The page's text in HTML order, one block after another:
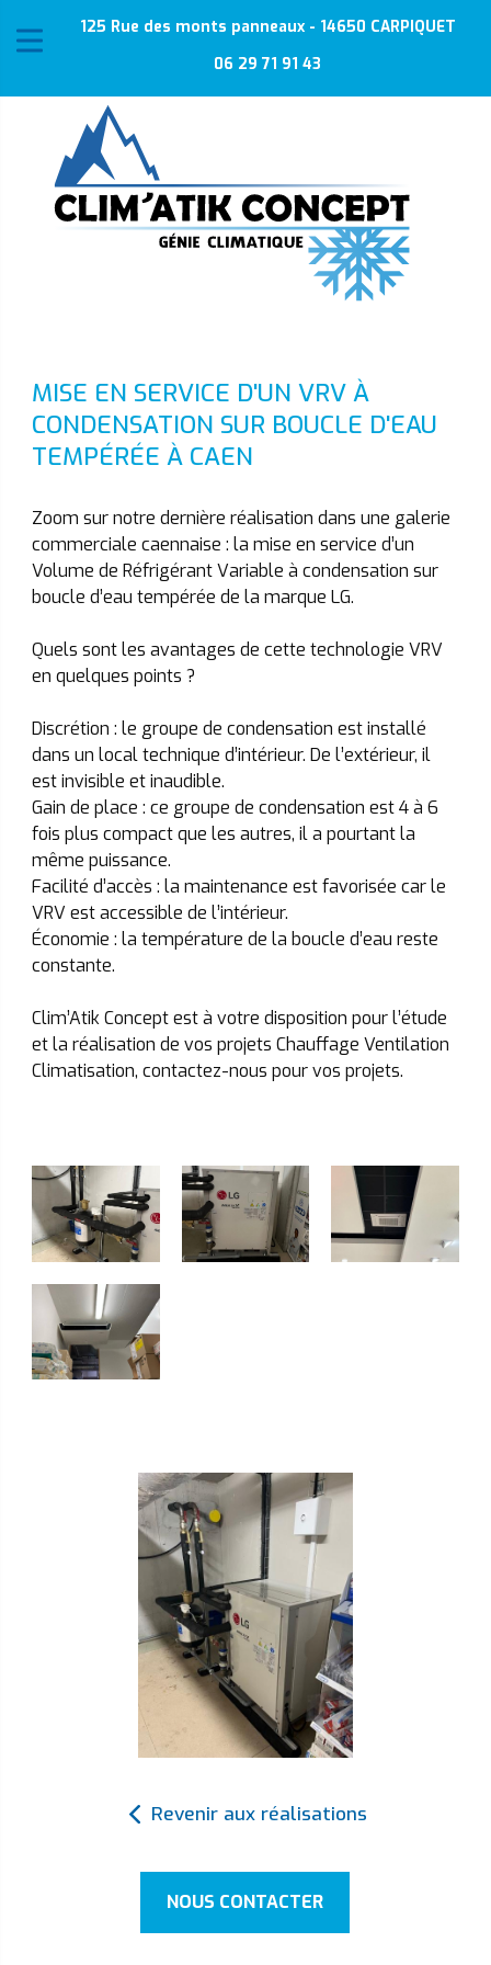
125 Rue des monts panneaux - 14650 CARPIQUET
06 29 71 91 43
MISE EN SERVICE D'UN VRV À
CONDENSATION SUR BOUCLE D'EAU
TEMPÉRÉE À CAEN
Zoom sur notre dernière réalisation dans une galerie
commerciale caennaise : la mise en service d’un
Volume de Réfrigérant Variable à condensation sur
boucle d’eau tempérée de la marque LG.
Quels sont les avantages de cette technologie VRV
en quelques points ?
Discrétion : le groupe de condensation est installé
dans un local technique d’intérieur. De l’extérieur, il
est invisible et inaudible.
Gain de place : ce groupe de condensation est 4 à 6
fois plus compact que les autres, il a pourtant la
même puissance.
Facilité d’accès : la maintenance est favorisée car le
VRV est accessible de l’intérieur.
Économie : la température de la boucle d’eau reste
constante.
Clim’Atik Concept est à votre disposition pour l’étude
et la réalisation de vos projets Chauffage Ventilation
Climatisation, contactez-nous pour vos projets.
Revenir aux réalisations
NOUS CONTACTER